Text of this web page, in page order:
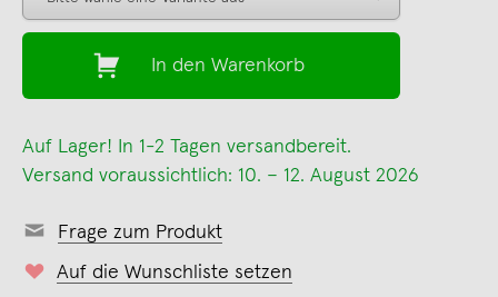
In den Warenkorb
Auf Lager! In 1-2 Tagen versandbereit.
Versand voraussichtlich: 10. – 12. August 2026
Frage zum Produkt
Auf die Wunschliste setzen